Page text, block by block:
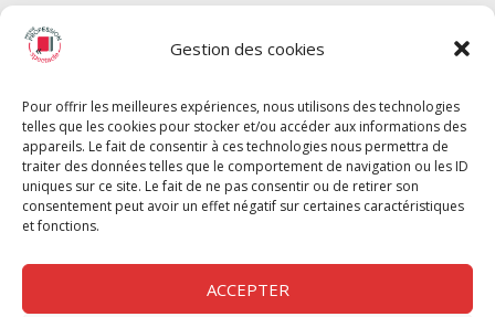
Gestion des cookies
Pour offrir les meilleures expériences, nous utilisons des technologies
telles que les cookies pour stocker et/ou accéder aux informations des
appareils. Le fait de consentir à ces technologies nous permettra de
traiter des données telles que le comportement de navigation ou les ID
uniques sur ce site. Le fait de ne pas consentir ou de retirer son
consentement peut avoir un effet négatif sur certaines caractéristiques
et fonctions.
ACCEPTER
SPECTACLE
Chèque Intermittents
Chèque Compta
Chèque Emploi Spectacle
G-Pods
Profession Audio-visuel